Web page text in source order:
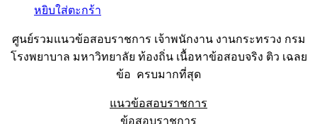
หยิบใส่ตะกร้า
ศูนย์รวมแนวข้อสอบราชการ เจ้าพนักงาน งานกระทรวง กรม
โรงพยาบาล มหาวิทยาลัย ท้องถิ่น เนื้อหาข้อสอบจริง ติว เฉลย
ข้อ ครบมากที่สุด
แนวข้อสอบราชการ
ข้อสอบราชการ